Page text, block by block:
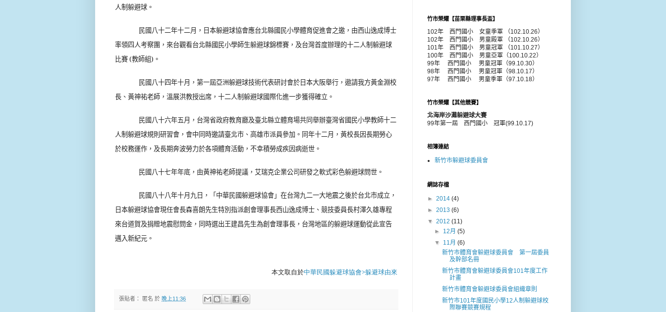
人制躲避球。
民國八十二年十二月，日本躲避球協會應台北縣國民小學體育促進會之邀，由西山逸成博士
率領四人考察團，來台觀看台北縣國民小學師生躲避球錦標賽，及台灣首度辦理的十二人制躲避球
比賽(教師組) 。
民國八十四年十月，第一屆亞洲躲避球技術代表研討會於日本大阪舉行，遨請我方黃金淵校
長、黃神祐老師，溫展洪教授出席，十二人制躲避球國際化進一步獲得確立。
民國八十六年五月，台灣省政府教育廳及臺北縣立體育場共同舉辦臺灣省國民小學教師十二
人制躲避球規則研習會，會中同時邀請臺北市、高雄市派員參加。同年十二月，黃校長因長期勞心
於校務運作，及長期奔波勞力於各項體育活動，不幸積勞成疾因病逝世。
民國八十七年年底，由黃神祐老師提議，艾瑞克企業公司研發之軟式彩色躲避球問世。
民國八十八年十月九日，「中華民國躲避球協會」在台灣九二一大地震之後於台北市成立，
日本躲避球協會現任會長森喜朗先生特別指派創會理事長西山逸成博士、競技委員長村澤久雄專程
來台道賀及捐贈地震慰問金，同時選出王建昌先生為創會理事長，台灣地區的躲避球運動從此宣告
邁入新紀元。
本文取自於中華民國躲避球協會>躲避球由來
張貼者： 匿名 於 晚上11:36
竹市榮耀【苗栗縣理事長盃】
102年 西門國小 女童季軍 （102.10.26）
102年 西門國小 男童殿軍 （102.10.26）
101年 西門國小 男童冠軍 （101.10.27）
100年 西門國小 男童亞軍（100.10.22）
99年 西門國小 男童冠軍（99.10.30）
98年 西門國小 男童冠軍（98.10.17）
97年 西門國小 男童季軍（97.10.18）
竹市榮耀【其他競賽】
北海岸沙灘躲避球大賽
99年第一屆 西門國小 冠軍(99.10.17)
相簿連結
新竹市躲避球委員會
網誌存檔
► 2014 (4)
► 2013 (6)
▼ 2012 (11)
► 12月(5)
▼ 11月(6)
新竹市體育會躲避球委員會 第一屆委員
及幹部名冊
新竹市體育會躲避球委員會101年度工作
計畫
新竹市體育會躲避球委員會組織章則
新竹市101年度國民小學12人制躲避球校
際聯賽競賽規程